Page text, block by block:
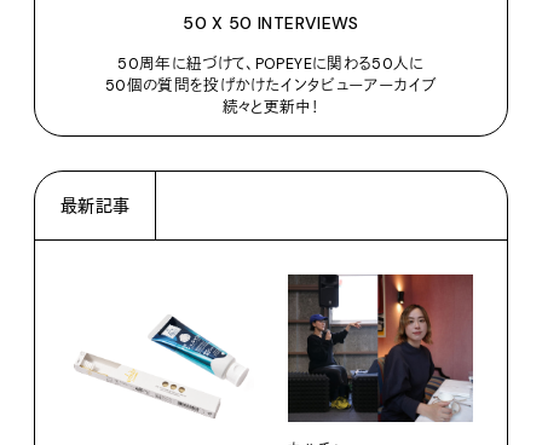
50 X 50 INTERVIEWS
50周年に紐づけて、POPEYEに関わる50人に
50個の質問を投げかけたインタビューアーカイブ
続々と更新中！
最新記事